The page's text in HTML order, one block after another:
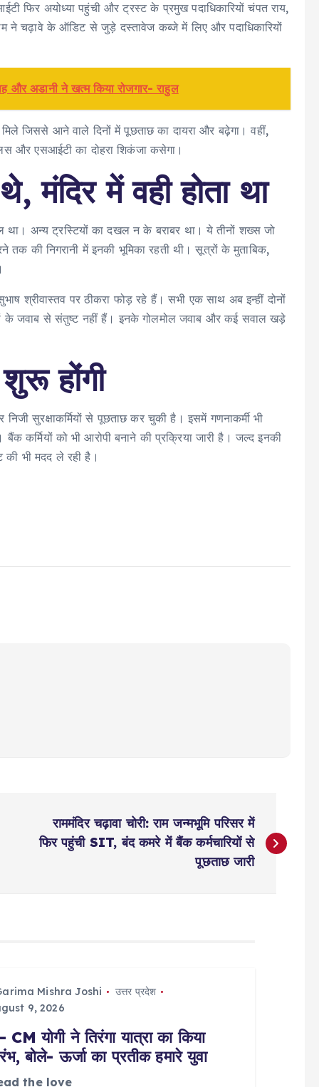
फिर अयोध्या पहुंची और ट्रस्ट के प्रमुख पदाधिकारियों चंपत राय,
ने चढ़ावे के ऑडिट से जुड़े दस्तावेज कब्जे में लिए और पदाधिकारियों
और अडानी ने खत्म किया रोजगार- राहुल
जिससे आने वाले दिनों में पूछताछ का दायरा और बढ़ेगा। वहीं,
और एसआईटी का दोहरा शिकंजा कसेगा।
मंदिर में वही होता था
था। अन्य ट्रस्टियों का दखल न के बराबर था। ये तीनों शख्स जो
की निगरानी में इनकी भूमिका रहती थी। सूत्रों के मुताबिक,
श्रीवास्तव पर ठीकरा फोड़ रहे हैं। सभी एक साथ अब इन्हीं दोनों
के जवाब से संतुष्ट नहीं हैं। इनके गोलमोल जवाब और कई सवाल खड़े
होंगी
निजी सुरक्षाकर्मियों से पूछताछ कर चुकी है। इसमें गणनाकर्मी भी
कर्मियों को भी आरोपी बनाने की प्रक्रिया जारी है। जल्द इनकी
की भी मदद ले रही है।
राममंदिर चढ़ावा चोरी: राम जन्मभूमि परिसर में
फिर पहुंची SIT, बंद कमरे में बैंक कर्मचारियों से
पूछताछ जारी
Mishra Joshi
उत्तर प्रदेश
9, 2026
योगी ने तिरंगा यात्रा का किया
बोले- ऊर्जा का प्रतीक हमारे युवा
the love